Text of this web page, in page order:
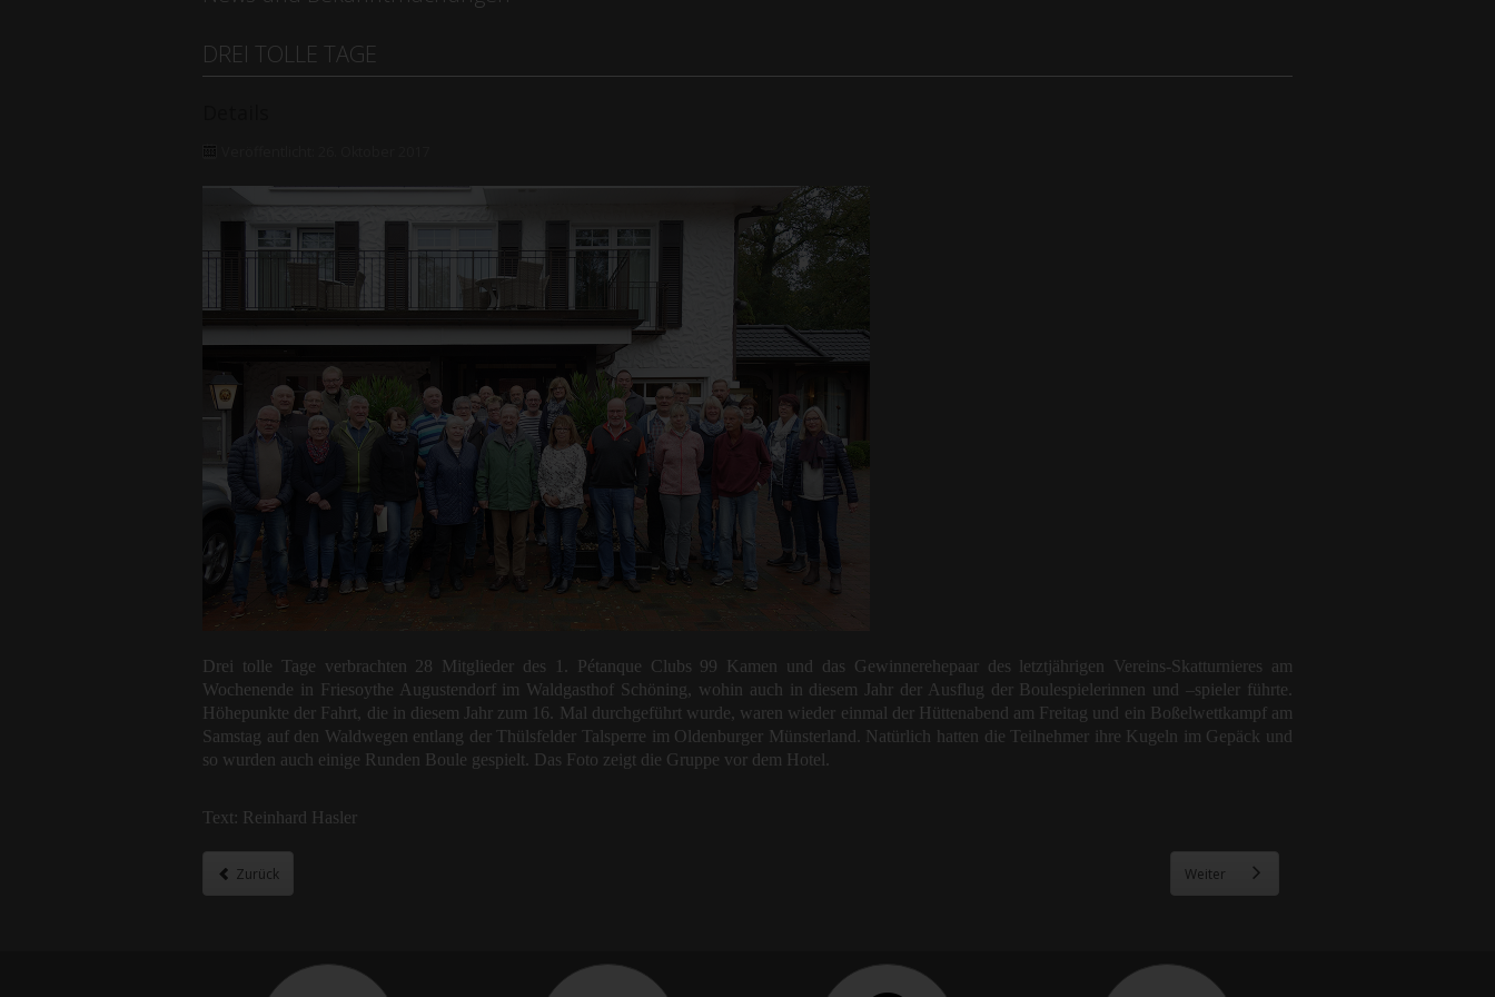
DREI TOLLE TAGE
Drei tolle Tage verbrachten 28 Mitglieder des 1. Pétanque Clubs 99 Kamen und das Gewinnerehepaar des letztjährigen Vereins-Skatturnieres am
Wochenende in Friesoythe Augustendorf im Waldgasthof Schöning, wohin auch in diesem Jahr der Ausflug der Boulespielerinnen und –spieler führte.
Höhepunkte der Fahrt, die in diesem Jahr zum 16. Mal durchgeführt wurde, waren wieder einmal der Hüttenabend am Freitag und ein Boßelwettkampf am
Samstag auf den Waldwegen entlang der Thülsfelder Talsperre im Oldenburger Münsterland. Natürlich hatten die Teilnehmer ihre Kugeln im Gepäck und
so wurden auch einige Runden Boule gespielt. Das Foto zeigt die Gruppe vor dem Hotel.
Text: Reinhard Hasler
Zurück Weiter